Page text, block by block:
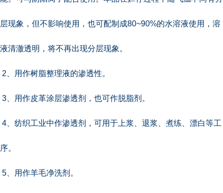
层现象，但不影响使用，也可配制成80~90%的水溶液使用，溶
液清澈透明，将不再出现分层现象。
2、用作树脂整理液的渗透性。
3、用作皮革涂层渗透剂，也可作脱脂剂。
4、纺织工业中作渗透剂，可用于上浆、退浆、煮练、漂白等工
序。
5、用作羊毛净洗剂。